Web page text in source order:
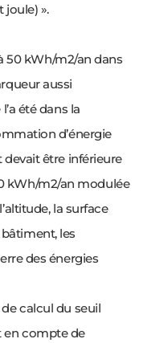
joule) ».
50 kWh/m2/an dans
aussi
été dans la
d’énergie
devait être inférieure
kWh/m2/an modulée
la surface
les
des énergies
calcul du seuil
en compte de